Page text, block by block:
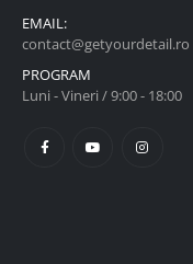
EMAIL:
contact@getyourdetail.ro
PROGRAM
Luni - Vineri / 9:00 - 18:00